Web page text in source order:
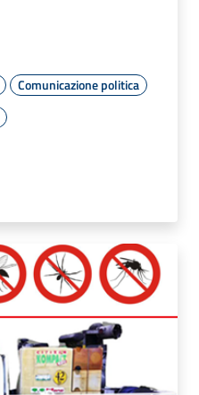
Comunicazione politica